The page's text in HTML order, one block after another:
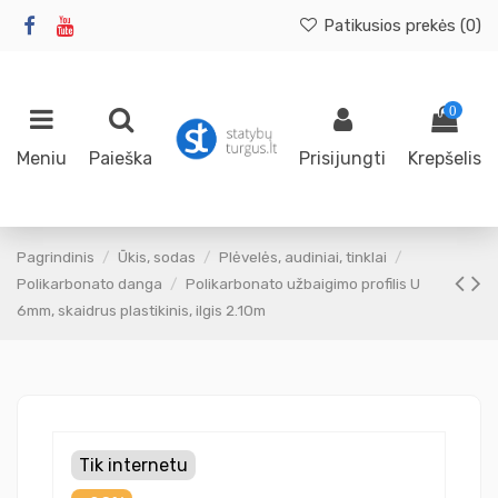
Patikusios prekės (0)
Meniu Paieška Prisijungti
0
Krepšelis
Pagrindinis Ūkis, sodas
Plėvelės, audiniai, tinklai
Polikarbonato danga
Polikarbonato užbaigimo profilis U
6mm, skaidrus plastikinis, ilgis 2.10m
Tik internetu